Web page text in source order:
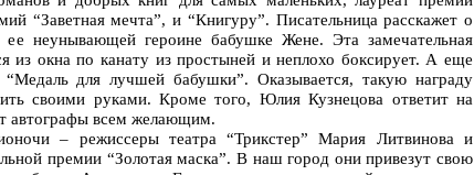
“Заветная мечта”, и “Книгуру”. Писательница расскажет о
неунывающей героине бабушке Жене. Эта замечательная
из окна по канату из простыней и неплохо боксирует. А еще
“Медаль для лучшей бабушки”. Оказывается, такую награду
своими руками. Кроме того, Юлия Кузнецова ответит на
автографы всем желающим.
– режиссеры театра “Трикстер” Мария Литвинова и
премии “Золотая маска”. В наш город они привезут свою